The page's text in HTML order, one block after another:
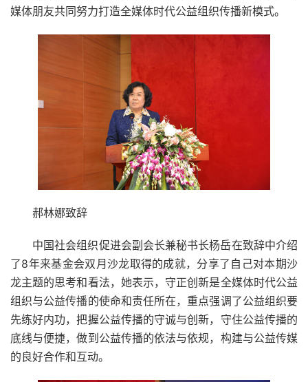
媒体朋友共同努力打造全媒体时代公益组织传播新模式。
郝林娜致辞
中国社会组织促进会副会长兼秘书长杨岳在致辞中介绍
了8年来基金会双月沙龙取得的成就，分享了自己对本期沙
龙主题的思考和看法，她表示，守正创新是全媒体时代公益
组织与公益传播的使命和责任所在，重点强调了公益组织要
先练好内功，把握公益传播的守诚与创新，守住公益传播的
底线与便捷，做到公益传播的依法与依规，构建与公益传媒
的良好合作和互动。